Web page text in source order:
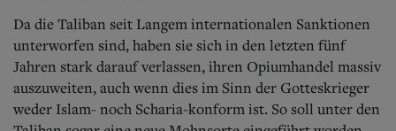
Da die Taliban seit Langem internationalen Sanktionen
unterworfen sind, haben sie sich in den letzten fünf
Jahren stark darauf verlassen, ihren Opiumhandel massiv
auszuweiten, auch wenn dies im Sinn der Gotteskrieger
weder Islam- noch Scharia-konform ist. So soll unter den